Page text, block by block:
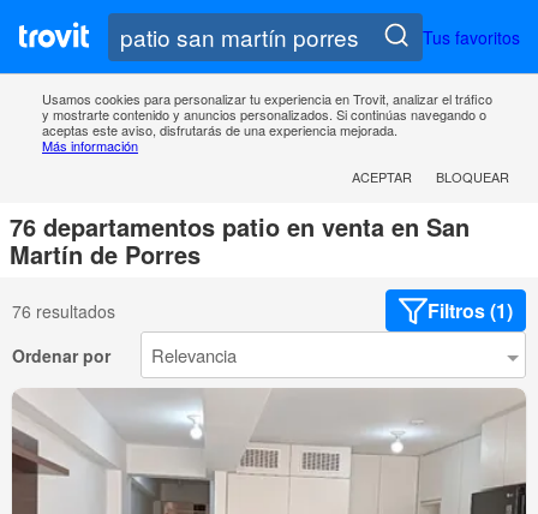
Tus favoritos
Usamos cookies para personalizar tu experiencia en Trovit, analizar el tráfico
y mostrarte contenido y anuncios personalizados. Si continúas navegando o
aceptas este aviso, disfrutarás de una experiencia mejorada.
Más información
ACEPTAR
BLOQUEAR
76 departamentos patio en venta en San
Martín de Porres
76 resultados Filtros (1)
Ordenar por